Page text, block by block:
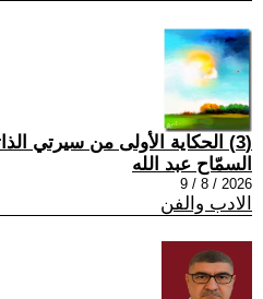
(3) الحكاية الأولى من سيرتي الذاتية، 25
السمّاح عبد الله
2026 / 8 / 9
الادب والفن